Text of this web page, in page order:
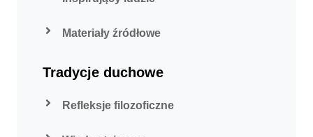
Materiały źródłowe
Tradycje duchowe
Refleksje filozoficzne